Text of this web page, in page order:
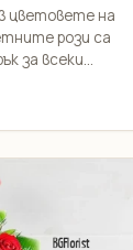
цветовете на
рози са
за всеки...